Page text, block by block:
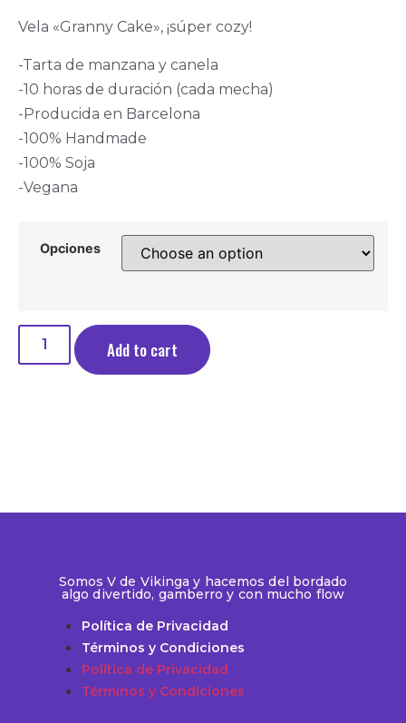
Vela «Granny Cake», ¡súper cozy!
-Tarta de manzana y canela
-10 horas de duración (cada mecha)
-Producida en Barcelona
-100% Handmade
-100% Soja
-Vegana
Opciones
Add to cart
Somos V de Vikinga y hacemos del bordado
algo divertido, gamberro​​ y con mucho​​ flow
Política de Privacidad
Términos y Condiciones
Política de Privacidad
Términos y Condiciones